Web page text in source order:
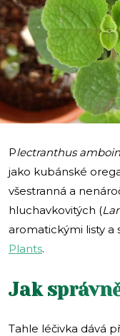
Plectranthus
jako kubánské
všestranná a
hluchavkovitých (
aromatickými listy a
Plants.
Jak
Tahle léčivka dává